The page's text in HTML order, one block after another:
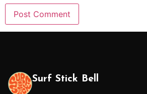
Surf Stick Bell